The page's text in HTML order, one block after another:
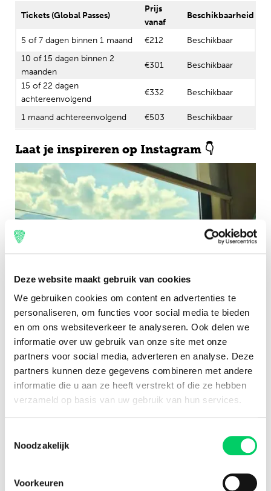
Deze website maakt gebruik van cookies
We gebruiken cookies om content en advertenties te
personaliseren, om functies voor social media te bieden
en om ons websiteverkeer te analyseren. Ook delen we
informatie over uw gebruik van onze site met onze
partners voor social media, adverteren en analyse. Deze
partners kunnen deze gegevens combineren met andere
informatie die u aan ze heeft verstrekt of die ze hebben
verzameld op basis van uw gebruik van hun services.
Noodzakelijk
Voorkeuren
Tickets (Global Passes)
Prijs
vanaf
Beschikbaarheid
5 of 7 dagen binnen 1 maand €212
Beschikbaar
10 of 15 dagen binnen 2
maanden
€301
Beschikbaar
15 of 22 dagen
achtereenvolgend
€332 Beschikbaar
1 maand achtereenvolgend €503 Beschikbaar
Laat je inspireren op Instagram 👇